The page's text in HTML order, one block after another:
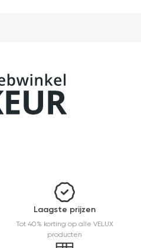
Laagste prijzen
Tot 40% korting op alle VELUX
producten